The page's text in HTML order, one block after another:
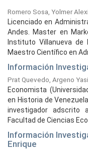
Romero Sosa, Yolmer
Licenciado en
Andes. Master en
Instituto Villanueva de
Maestro Científico en
Información
Prat Quevedo, Argeno
Economista
en Historia de
investigador adscrito
Facultad de Ciencias
Información
Enrique